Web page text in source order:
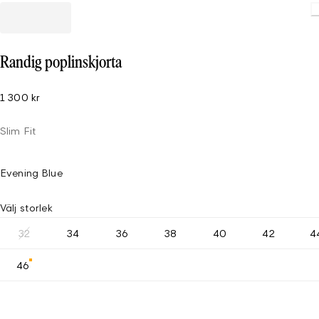
Randig poplinskjorta
1 300 kr
Slim Fit
Evening Blue
Välj storlek
32 34 36 38 40 42
46